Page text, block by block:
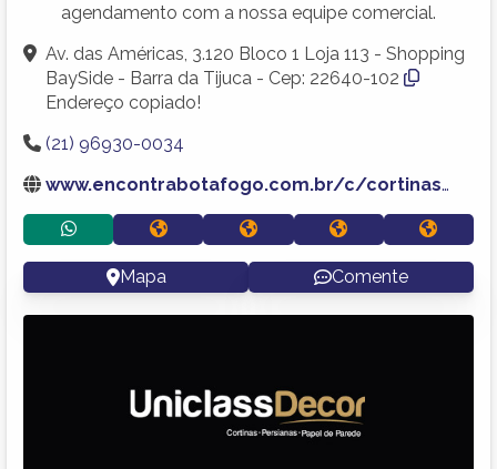
agendamento com a nossa equipe comercial.
Av. das Américas, 3.120 Bloco 1 Loja 113 - Shopping
BaySide - Barra da Tijuca - Cep: 22640-102
Endereço copiado!
(21) 96930-0034
www.encontrabotafogo.com.br/c/cortinas-e-persianas-no-bairro-botafogo.shtml
Mapa Comente